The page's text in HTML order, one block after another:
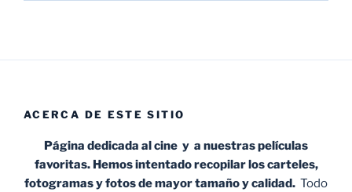
ACERCA DE ESTE SITIO
Página dedicada al cine y a nuestras películas
favoritas. Hemos intentado recopilar los carteles,
fotogramas y fotos de mayor tamaño y calidad. Todo